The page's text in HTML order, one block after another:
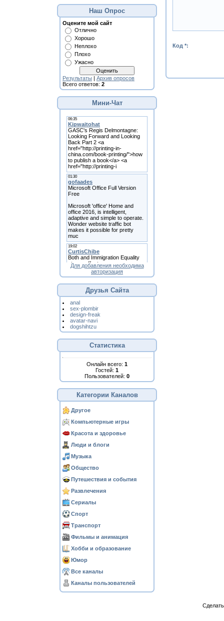
Наш Опрос
Оцените мой сайт
Отлично
Хорошо
Неплохо
Плохо
Ужасно
Результаты | Архив опросов
Всего ответов: 2
Мини-Чат
Для добавления необходима
авторизация
Друзья Сайта
anal
sex-plombir
design-freak
avatar-navi
dogshihtzu
Статистика
Онлайн всего: 1
Гостей: 1
Пользователей: 0
Категории Каналов
Другое
Компьютерные игры
Красота и здоровье
Люди и блоги
Музыка
Общество
Путешествия и события
Развлечения
Сериалы
Спорт
Транспорт
Фильмы и анимация
Хобби и образование
Юмор
Все каналы
Каналы пользователей
Код *: